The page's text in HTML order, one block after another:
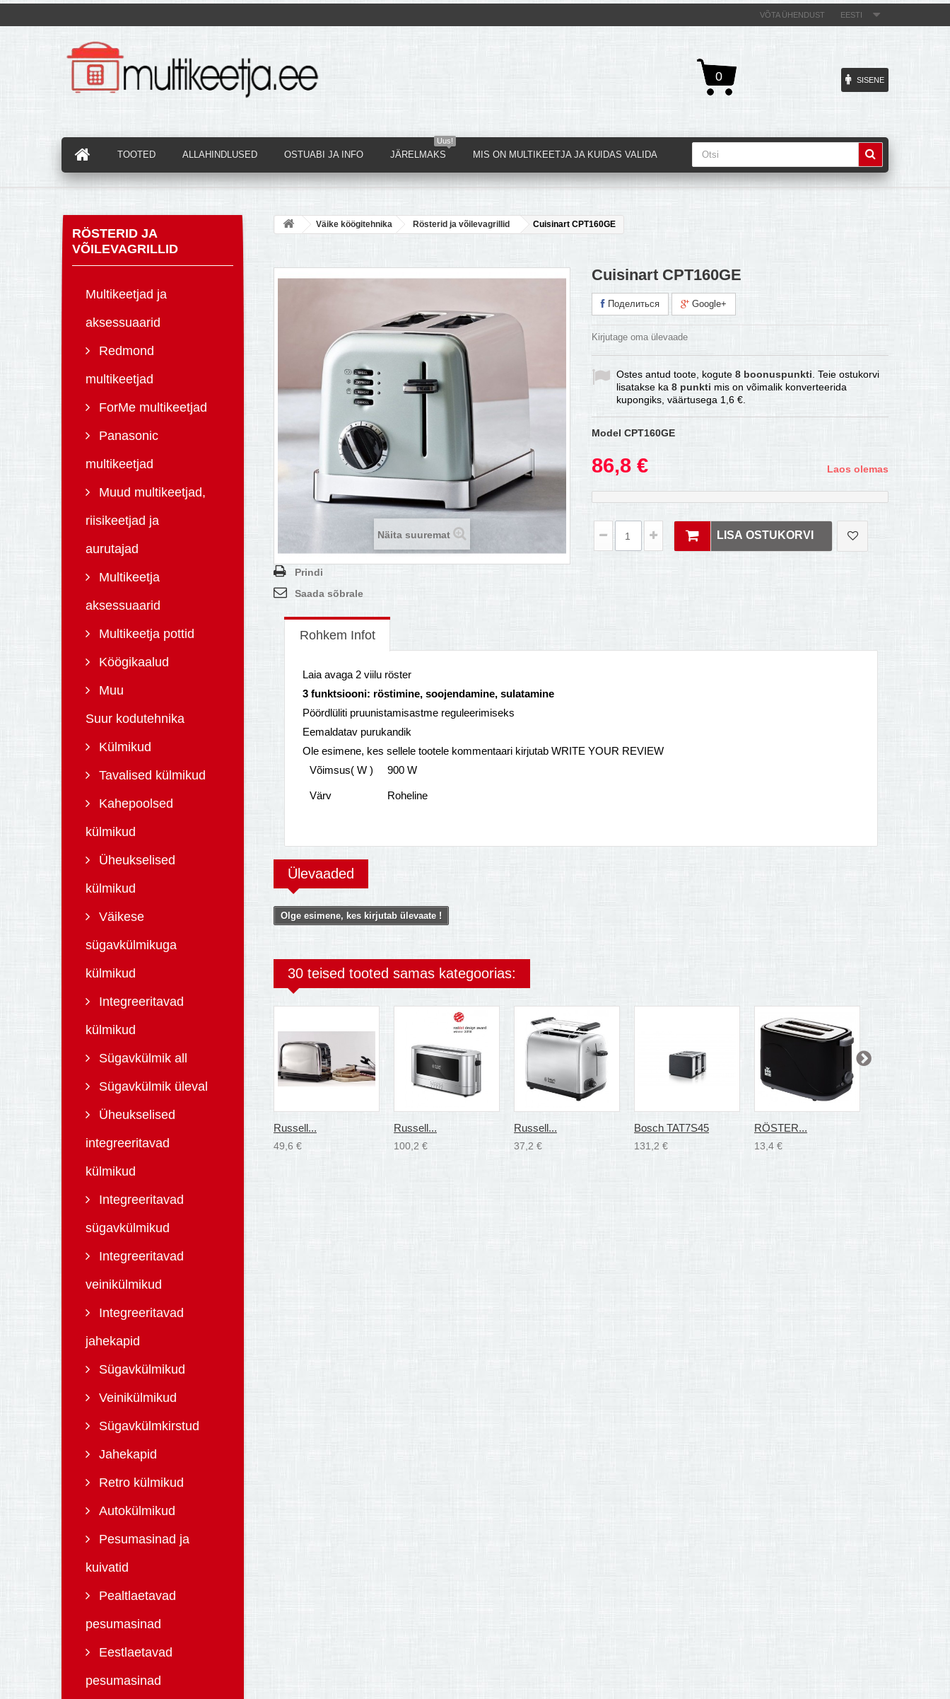
EESTI
VÕTA ÜHENDUST
0 SISENE
TOOTED ALLAHINDLUSED OSTUABI JA INFO
Uus!
JÄRELMAKS MIS ON MULTIKEETJA JA KUIDAS VALIDA
RÖSTERID JA
VÕILEVAGRILLID
Multikeetjad ja
aksessuaarid
Redmond
multikeetjad
ForMe multikeetjad
Panasonic
multikeetjad
Muud multikeetjad,
riisikeetjad ja
aurutajad
Multikeetja
aksessuaarid
Multikeetja pottid
Köögikaalud
Muu
Suur kodutehnika
Külmikud
Tavalised külmikud
Kahepoolsed
külmikud
Üheukselised
külmikud
Väikese
sügavkülmikuga
külmikud
Integreeritavad
külmikud
Sügavkülmik all
Sügavkülmik üleval
Üheukselised
integreeritavad
külmikud
Integreeritavad
sügavkülmikud
Integreeritavad
veinikülmikud
Integreeritavad
jahekapid
Sügavkülmikud
Veinikülmikud
Sügavkülmkirstud
Jahekapid
Retro külmikud
Autokülmikud
Pesumasinad ja
kuivatid
Pealtlaetavad
pesumasinad
Eestlaetavad
pesumasinad
Väike köögitehnika Rösterid ja võilevagrillid Cuisinart CPT160GE
Näita suuremat
Prindi
Saada sõbrale
Cuisinart CPT160GE
Поделиться Google+
Kirjutage oma ülevaade
Ostes antud toote, kogute 8 boonuspunkti . Teie ostukorvi
lisatakse ka 8 punkti mis on võimalik konverteerida
kupongiks, väärtusega 1,6 €
Model CPT160GE
86,8 € Laos olemas
LISA OSTUKORVI
Rohkem Infot
Laia avaga 2 viilu röster
3 funktsiooni: röstimine, soojendamine, sulatamine
Pöördlüliti pruunistamisastme reguleerimiseks
Eemaldatav purukandik
Ole esimene, kes sellele tootele kommentaari kirjutab WRITE YOUR REVIEW
Võimsus( W )
900 W
Värv Roheline
Ülevaaded
Olge esimene, kes kirjutab ülevaate !
30 teised tooted samas kategoorias:
Russell...
49,6 €
Russell...
100,2 €
Russell...
37,2 €
Bosch TAT7S45
131,2 €
RÖSTER...
13,4 €